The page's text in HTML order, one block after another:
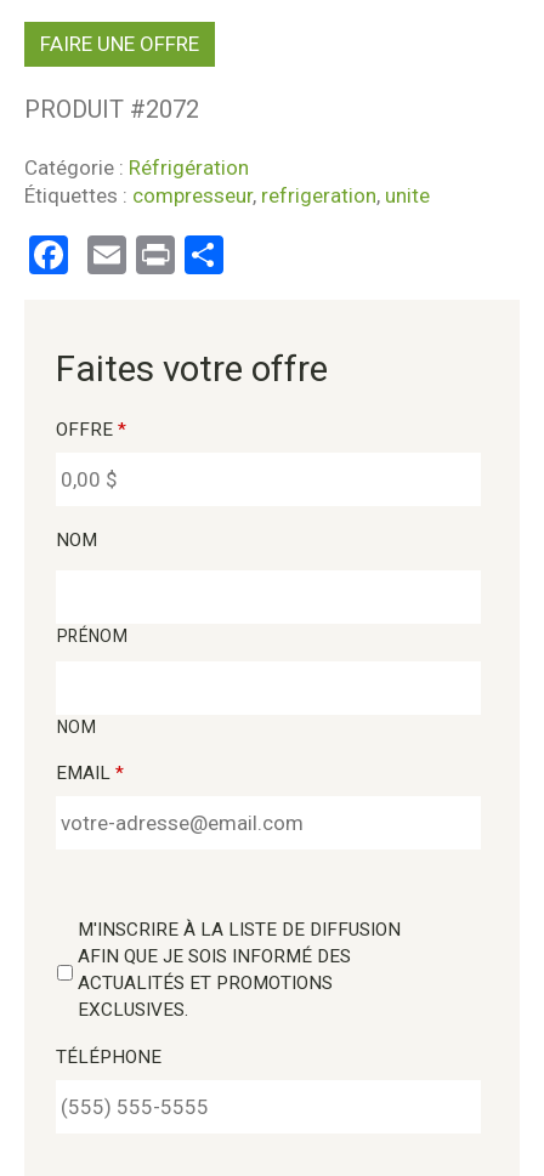
FAIRE UNE OFFRE
PRODUIT #2072
Catégorie : Réfrigération
Étiquettes : compresseur, refrigeration, unite
Facebook
EmailPrint
Faites votre offre
OFFRE *
NOM
PRÉNOM
NOM
EMAIL *
M'INSCRIRE À LA LISTE DE DIFFUSION
AFIN QUE JE SOIS INFORMÉ DES
ACTUALITÉS ET PROMOTIONS
EXCLUSIVES.
TÉLÉPHONE